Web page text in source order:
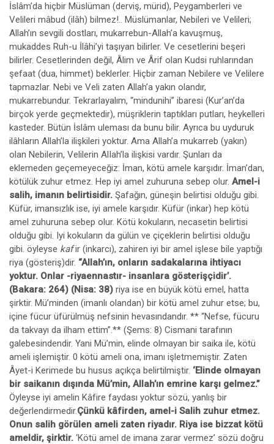
İslâm’da hiçbir Müslüman (derviş, mürid), Peygamberleri ve
Velileri mâbud (ilâh) bilmez!.. Müslümanlar, Nebileri ve Velileri;
Allah’ın sevgili dostları, mukarrebun-Allah’a kavuşmuş,
mukaddes Ruh-u İlâhi’yi taşıyan bilirler. Ve cesetlerini beşeri
bilirler. Cesetlerinden değil, Âlim ve Ârif olan Kudsi ruhlarından
şefaat (dua, himmet) beklerler. Hiçbir zaman Nebilere ve Velilere
tapmazlar. Nebi ve Veli zaten Allah’a yakın olandır,
mukarrebundur. Tekrarlayalım, “mindunihi” ibaresi (Kur’an’da
birçok yerde geçmektedir), müşriklerin taptıkları putları, heykelleri
kasteder. Bütün İslâm uleması da bunu bilir. Ayrıca bu uyduruk
ilâhların Allah’la ilişkileri yoktur. Ama Allah’a mukarreb (yakın)
olan Nebilerin, Velilerin AlIah’la ilişkisi vardır. Şunları da
eklemeden geçemeyeceğiz: İman, kötü amele karşıdır. İman’dan,
kötülük zuhur etmez. Hep iyi amel zuhuruna sebep olur. Amel-i
salih, imanın belirtisidir. Şafağın, güneşin belirtisi olduğu gibi.
Küfür, imansızlık ise, iyi amele karşıdır. Küfür (inkar) hep kötü
amel zuhuruna sebep olur. Kötü kokuların, necasetin belirtisi
olduğu gibi. Iyi kokuların da gülün ve çiçeklerin belirtisi olduğu
gibi. öyleyse kafir (inkarcı), zahiren iyi bir amel işlese bile yaptığı
riya (gösteriş)dir. “Allah’ın, onların sadakalarına ihtiyacı
yoktur. Onlar -riyaennastır- insanlara gösterişçidir’.
(Bakara: 264) (Nisa: 38) riya ise en büyük kötü emel, hatta
şirktir. Mü’minden (imanlı olandan) bir kötü amel zuhur etse; bu,
içine fücur üfürülmüş nefsinin hevasındandır. ** “Nefse, fücuru
da takvayı da ilham ettim”.** (Şems: 8) Cismani tarafının
galebesindendir. Yani Mü’min, elinde olmayan bir saika ile, kötü
ameli işlemiştir. 0 kötü ameli ona, imanı işletmemiştir. Zaten
Âyet-i Kerimede bu husus açıkça belirtilmiştir. ‘Elinde olmayan
bir saikanın dışında Mü’min, Allah’ın emrine karşı gelmez.”
Öyleyse iyi amelin Kâfire faydası yoktur sözü, yanlış bir
değerlendirmedir.Çünkü kâfirden, amel-i Salih zuhur etmez.
Onun salih görülen ameli zaten riyadır. Riya ise bizzat kötü
ameldir, şirktir. ‘Kötü amel de imana zarar vermez’ sözü doğru